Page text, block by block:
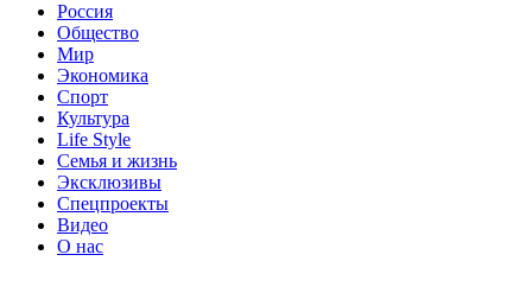
Россия
Общество
Мир
Экономика
Спорт
Культура
Life Style
Семья и жизнь
Эксклюзивы
Спецпроекты
Видео
О нас